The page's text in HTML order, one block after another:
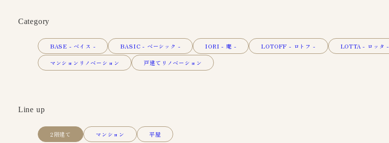
Category
BASE - ベイス - BASIC - ベーシック - IORI - 庵 - LOTOFF - ロトフ - LOTTA - ロッタ -
マンションリノベーション 戸建てリノベーション
Line up
2階建て マンション 平屋